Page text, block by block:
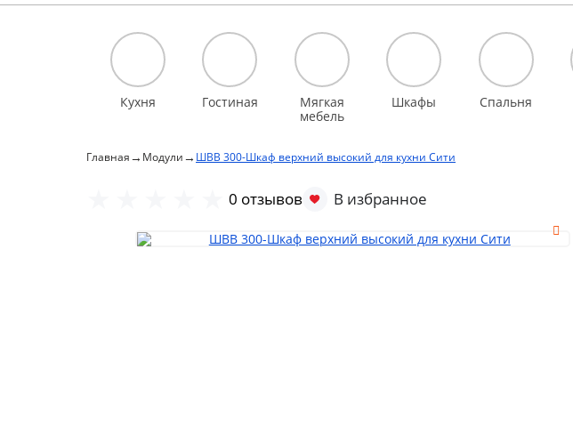
Кухня Гостиная
Мягкая
мебель
Шкафы Спальня
Главная→ Модули→ ШВВ 300-Шкаф верхний высокий для кухни Сити
0 отзывов